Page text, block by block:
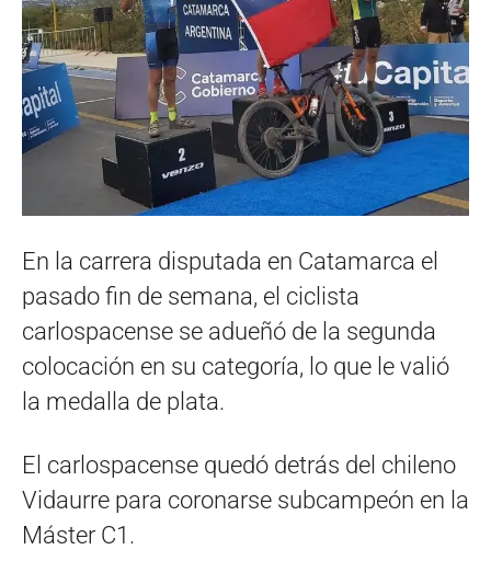
En la carrera disputada en Catamarca el
pasado fin de semana, el ciclista
carlospacense se adueñó de la segunda
colocación en su categoría, lo que le valió
la medalla de plata.
El carlospacense quedó detrás del chileno
Vidaurre para coronarse subcampeón en la
Máster C1.